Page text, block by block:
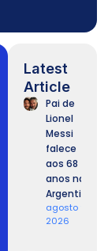
Latest
Article
Pai de
Lionel
Messi
falece
aos 68
anos na
Argentina
agosto 9,
2026